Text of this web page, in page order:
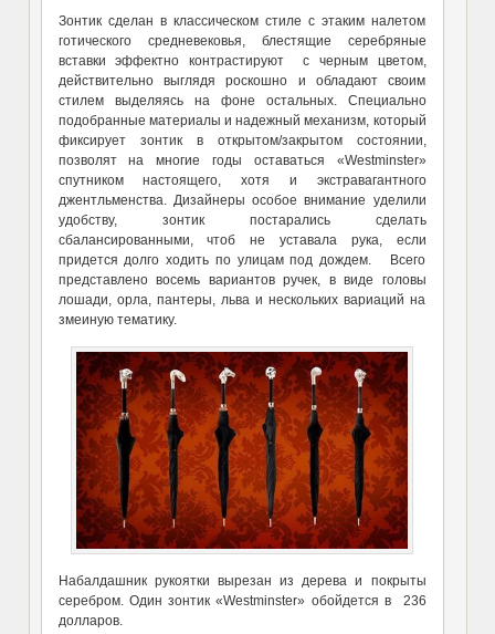
Зонтик сделан в классическом стиле с этаким налетом
готического средневековья, блестящие серебряные
вставки эффектно контрастируют с черным цветом,
действительно выглядя роскошно и обладают своим
стилем выделяясь на фоне остальных. Специально
подобранные материалы и надежный механизм, который
фиксирует зонтик в открытом/закрытом состоянии,
позволят на многие годы оставаться «Westminster»
спутником настоящего, хотя и экстравагантного
джентльменства. Дизайнеры особое внимание уделили
удобству, зонтик постарались сделать
сбалансированными, чтоб не уставала рука, если
придется долго ходить по улицам под дождем. Всего
представлено восемь вариантов ручек, в виде головы
лошади, орла, пантеры, льва и нескольких вариаций на
змеиную тематику.
Набалдашник рукоятки вырезан из дерева и покрыты
серебром. Один зонтик «Westminster» обойдется в 236
долларов.